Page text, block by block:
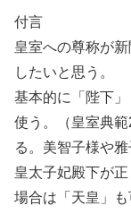
付言
皇室への尊称が
したいと思う。
基本的に「陛下
使う。（皇室典
る。美智子様や
皇太子妃殿下が
場合は「天皇」も